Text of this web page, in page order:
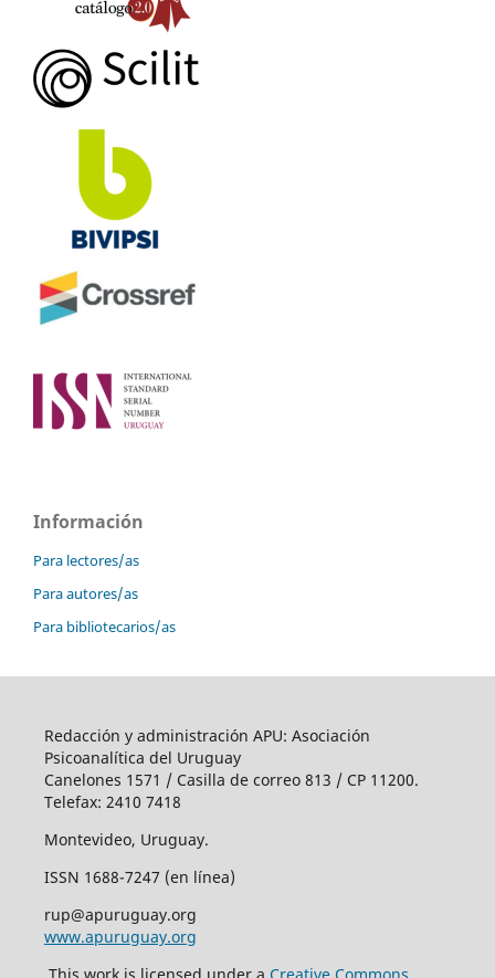
Información
Para lectores/as
Para autores/as
Para bibliotecarios/as
Redacción y administración APU: Asociación
Psicoanalítica del Uruguay
Canelones 1571 / Casilla de correo 813 / CP 11200.
Telefax: 2410 7418
Montevideo, Uruguay.
ISSN 1688-7247 (en línea)
rup@apuruguay.org
www.apuruguay.org